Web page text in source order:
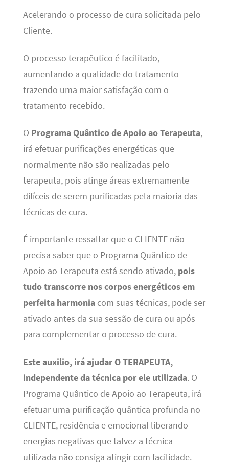
Acelerando o processo de cura solicitada pelo
Cliente.
O processo terapêutico é facilitado,
aumentando a qualidade do tratamento
trazendo uma maior satisfação com o
tratamento recebido.
O Programa Quântico de Apoio ao Terapeuta,
irá efetuar purificações energéticas que
normalmente não são realizadas pelo
terapeuta, pois atinge áreas extremamente
difíceis de serem purificadas pela maioria das
técnicas de cura.
É importante ressaltar que o CLIENTE não
precisa saber que o Programa Quântico de
Apoio ao Terapeuta está sendo ativado, pois
tudo transcorre nos corpos energéticos em
perfeita harmoniacom suas técnicas, pode ser
ativado antes da sua sessão de cura ou após
para complementar o processo de cura.
Este auxilio, irá ajudar O TERAPEUTA,
independente da técnica por ele utilizada. O
Programa Quântico de Apoio ao Terapeuta, irá
efetuar uma purificação quântica profunda no
CLIENTE, residência e emocional liberando
energias negativas que talvez a técnica
utilizada não consiga atingir com facilidade.